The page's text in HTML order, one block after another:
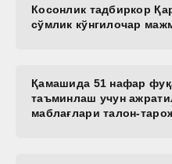
Косонлик тадбиркор
сўмлик кўнгилочар
Қамашида 51 нафар
таъминлаш учун
маблағлари талон-